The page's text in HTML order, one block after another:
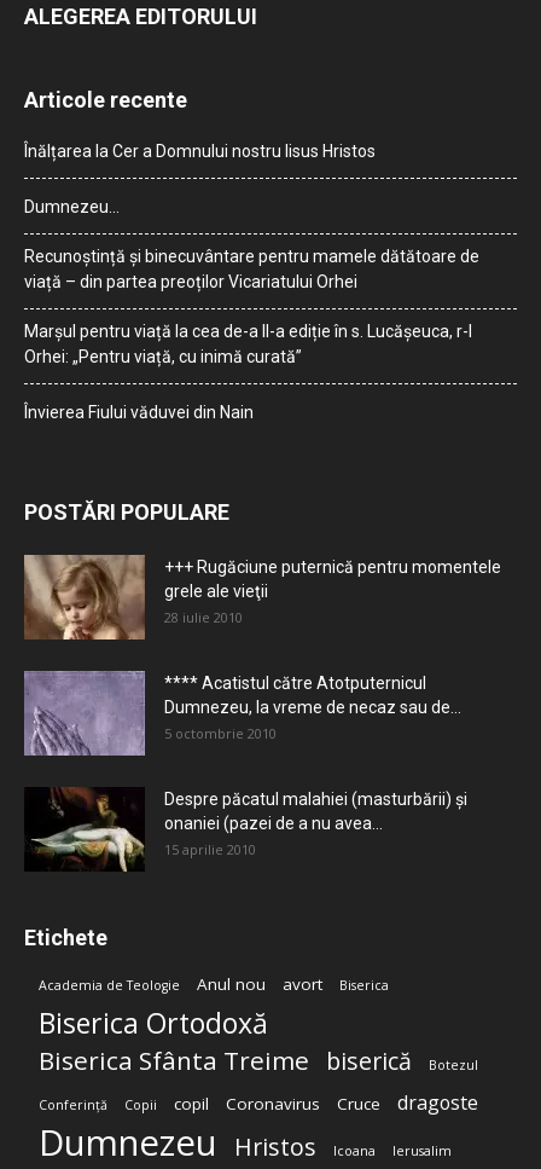
ALEGEREA EDITORULUI
Articole recente
Înălțarea la Cer a Domnului nostru Iisus Hristos
Dumnezeu…
Recunoștință și binecuvântare pentru mamele dătătoare de
viață – din partea preoților Vicariatului Orhei
Marșul pentru viață la cea de-a II-a ediție în s. Lucășeuca, r-l
Orhei: „Pentru viață, cu inimă curată”
Învierea Fiului văduvei din Nain
POSTĂRI POPULARE
+++ Rugăciune puternică pentru momentele
grele ale vieţii
28 iulie 2010
**** Acatistul către Atotputernicul
Dumnezeu, la vreme de necaz sau de...
5 octombrie 2010
Despre păcatul malahiei (masturbării) şi
onaniei (pazei de a nu avea...
15 aprilie 2010
Etichete
Academia de Teologie Anul nou avort Biserica
Biserica Ortodoxă
Biserica Sfânta Treime biserică Botezul
Conferință Copii copil Coronavirus Cruce dragoste
Dumnezeu Hristos Icoana Ierusalim